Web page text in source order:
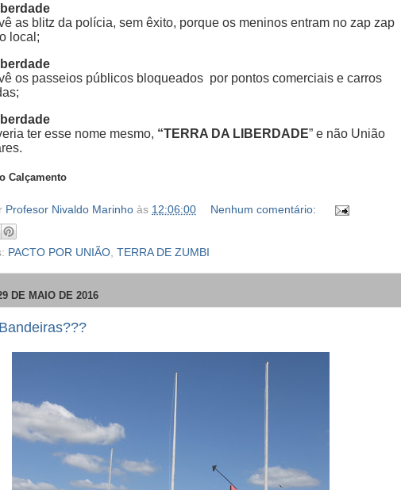
as blitz da polícia, sem êxito, porque os meninos entram no zap zap
local;
os passeios públicos bloqueados por pontos comerciais e carros
ter esse nome mesmo, “TERRA DA LIBERDADE” e não União
Calçamento
Profesor Nivaldo Marinho às 12:06:00 Nenhum comentário:
PACTO POR UNIÃO, TERRA DE ZUMBI
DE MAIO DE 2016